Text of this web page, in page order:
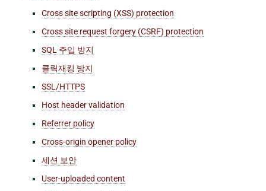
Cross site scripting (XSS) protection
Cross site request forgery (CSRF) protection
SQL 주입 방지
클릭재킹 방지
SSL/HTTPS
Host header validation
Referrer policy
Cross-origin opener policy
세션 보안
User-uploaded content